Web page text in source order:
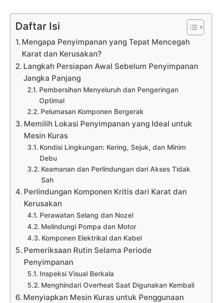
Daftar Isi
Mengapa Penyimpanan yang Tepat Mencegah
Karat dan Kerusakan?
Langkah Persiapan Awal Sebelum Penyimpanan
Jangka Panjang
Pembersihan Menyeluruh dan Pengeringan
Optimal
Pelumasan Komponen Bergerak
Memilih Lokasi Penyimpanan yang Ideal untuk
Mesin Kuras
Kondisi Lingkungan: Kering, Sejuk, dan Minim
Debu
Keamanan dan Perlindungan dari Akses Tidak
Sah
Perlindungan Komponen Kritis dari Karat dan
Kerusakan
Perawatan Selang dan Nozel
Melindungi Pompa dan Motor
Komponen Elektrikal dan Kabel
Pemeriksaan Rutin Selama Periode
Penyimpanan
Inspeksi Visual Berkala
Menghindari Overheat Saat Digunakan Kembali
Menyiapkan Mesin Kuras untuk Penggunaan